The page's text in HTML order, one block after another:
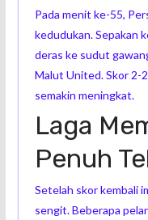
Pada menit ke-55,
kedudukan. Sepakan
deras ke sudut
Malut United. Skor 2-
semakin meningkat.
Laga
Penuh
Setelah skor kembali
sengit. Beberapa